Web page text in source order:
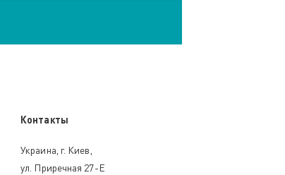
Контакты
Украина, г. Киев,
ул. Приречная 27-Е